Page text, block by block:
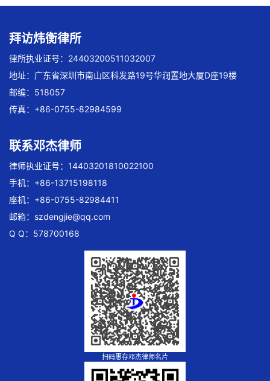
拜访炜衡律所
律所执业证号：24403200511032007
地址：广东省深圳市南山区科发路19号华润置地大厦D座19楼
邮编：518057
传真：+86-0755-82984599
联系邓杰律师
律师执业证号：14403201810022100
手机：+86-13715198118
座机：+86-0755-82984411
邮箱： szdengjie@qq.com
Q Q：578700168
扫码惠存邓杰律师名片